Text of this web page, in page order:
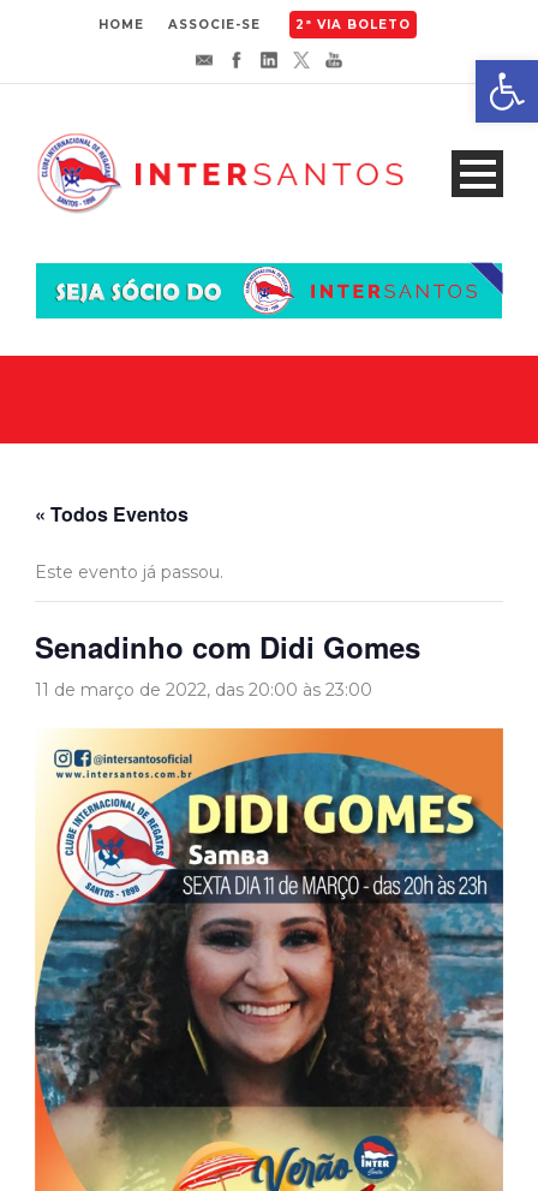
HOME ASSOCIE-SE 2ª VIA BOLETO
« Todos Eventos
Este evento já passou.
Senadinho com Didi Gomes
11 de março de 2022, das 20:00 às 23:00
Abrir